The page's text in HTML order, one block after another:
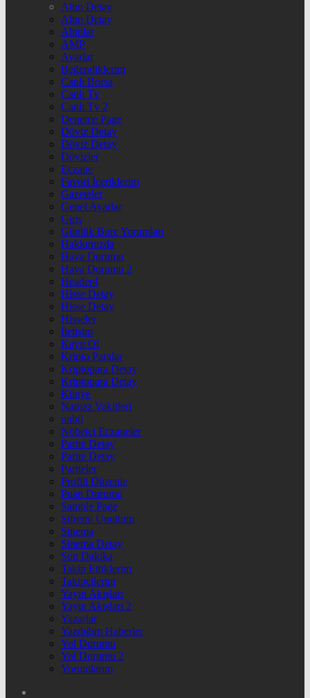
Altın Detay
Altın Detay
Altınlar
AMP
Ayarlar
Beğendiklerim
Canlı Borsa
Canlı Tv
Canlı Tv 2
Deneme Page
Döviz Detay
Döviz Detay
Dövizler
Eczane
Favori İçeriklerim
Gazeteler
Genel Ayarlar
Giriş
Günlük Burç Yorumları
Hakkımızda
Hava Durumu
Hava Durumu 2
Header4
Hisse Detay
Hisse Detay
Hisseler
İletişim
Kayıt Ol
Kripto Paralar
Kriptopara Detay
Kriptopara Detay
Künye
Namaz Vakitleri
nnbil
Nöbetçi Eczaneler
Parite Detay
Parite Detay
Pariteler
Profili Düzenle
Puan Durumu
Sample Page
Şifremi Unuttum
Sinema
Sinema Detay
Son Dakika
Takip Ettiklerim
Takipçilerim
Yayın Akışları
Yayın Akışları 2
Yazarlar
Yazdığım Haberler
Yol Durumu
Yol Durumu 2
Yorumlarım